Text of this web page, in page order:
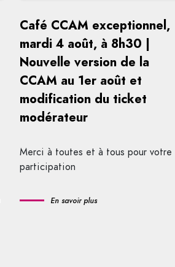
Café CCAM exceptionnel,
mardi 4 août, à 8h30 |
Nouvelle version de la
CCAM au 1er août et
modification du ticket
modérateur
Merci à toutes et à tous pour votre
participation
En savoir plus